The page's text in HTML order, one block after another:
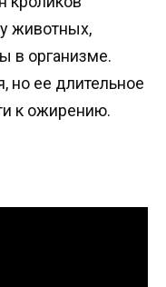
животных,
в организме.
но ее длительное
к ожирению.